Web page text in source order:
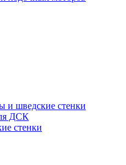
и шведские стенки
ДСК
стенки